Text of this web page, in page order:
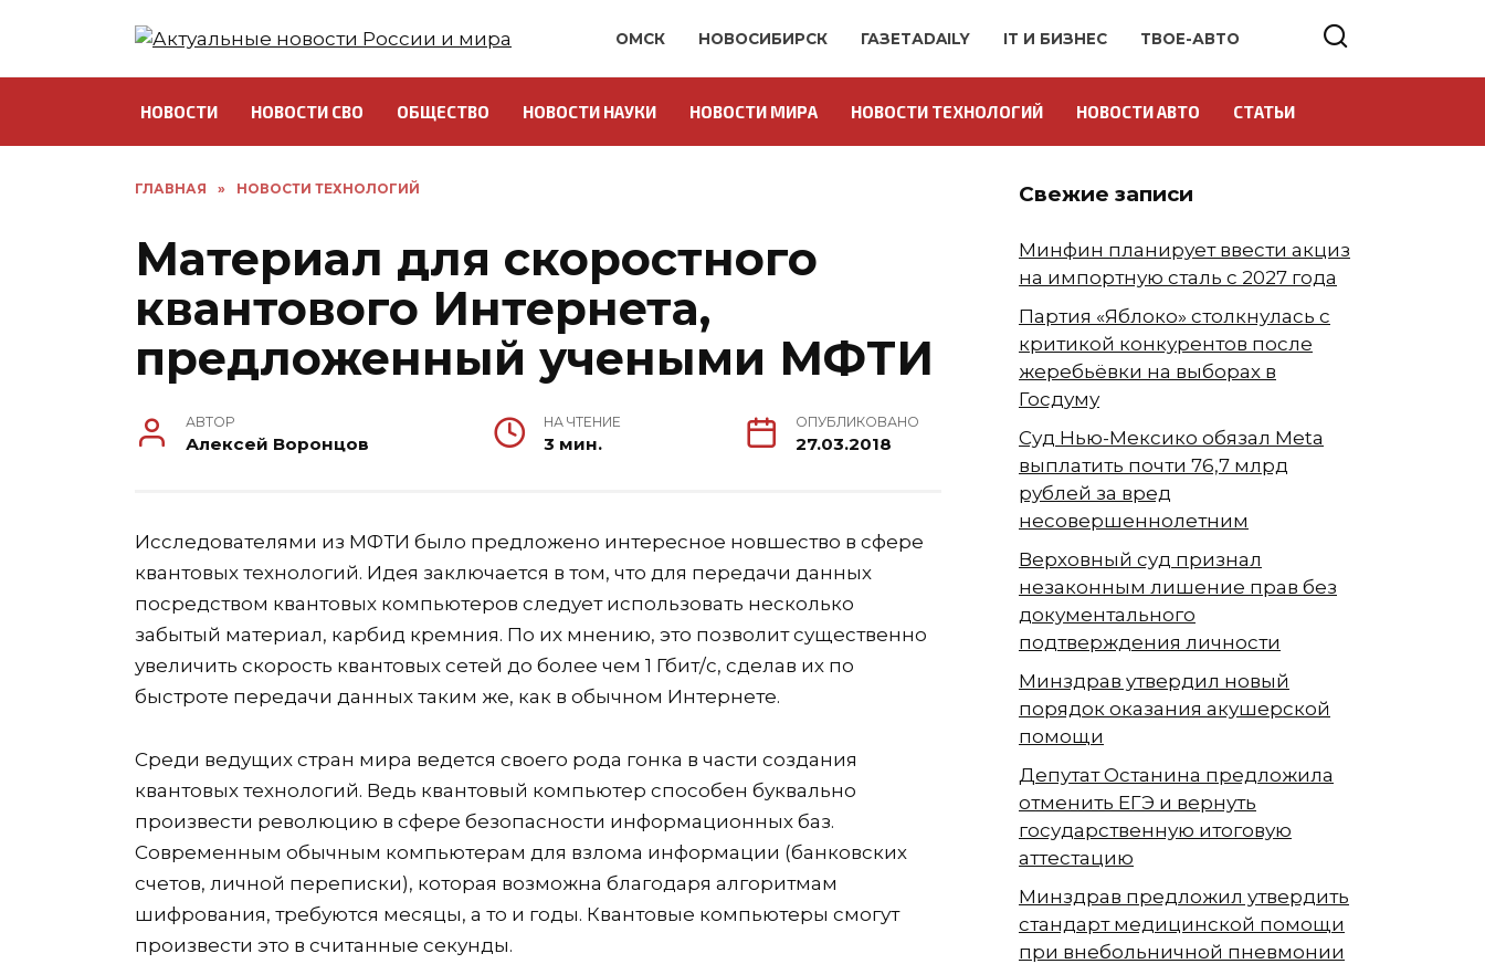
ОМСК НОВОСИБИРСК ГАЗЕТАDAILY IT И БИЗНЕС ТВОЕ-АВТО
НОВОСТИ НОВОСТИ СВО ОБЩЕСТВО НОВОСТИ НАУКИ НОВОСТИ МИРА НОВОСТИ ТЕХНОЛОГИЙ НОВОСТИ АВТО СТАТЬИ
ГЛАВНАЯ » НОВОСТИ ТЕХНОЛОГИЙ
Материал для скоростного
квантового Интернета,
предложенный учеными МФТИ
АВТОР
Алексей Воронцов
НА ЧТЕНИЕ
3 мин.
ОПУБЛИКОВАНО
27.03.2018
Исследователями из МФТИ было предложено интересное новшество в сфере
квантовых технологий. Идея заключается в том, что для передачи данных
посредством квантовых компьютеров следует использовать несколько
забытый материал, карбид кремния. По их мнению, это позволит существенно
увеличить скорость квантовых сетей до более чем 1 Гбит/с, сделав их по
быстроте передачи данных таким же, как в обычном Интернете.
Среди ведущих стран мира ведется своего рода гонка в части создания
квантовых технологий. Ведь квантовый компьютер способен буквально
произвести революцию в сфере безопасности информационных баз.
Современным обычным компьютерам для взлома информации (банковских
счетов, личной переписки), которая возможна благодаря алгоритмам
шифрования, требуются месяцы, а то и годы. Квантовые компьютеры смогут
произвести это в считанные секунды.
Свежие записи
Минфин планирует ввести акциз
на импортную сталь с 2027 года
Партия «Яблоко» столкнулась с
критикой конкурентов после
жеребьёвки на выборах в
Госдуму
Суд Нью-Мексико обязал Meta
выплатить почти 76,7 млрд
рублей за вред
несовершеннолетним
Верховный суд признал
незаконным лишение прав без
документального
подтверждения личности
Минздрав утвердил новый
порядок оказания акушерской
помощи
Депутат Останина предложила
отменить ЕГЭ и вернуть
государственную итоговую
аттестацию
Минздрав предложил утвердить
стандарт медицинской помощи
при внебольничной пневмонии